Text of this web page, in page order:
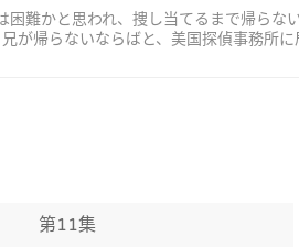
難かと思われ、捜し当てるまで帰ら
が帰らないならばと、美国探偵事務所
第11集